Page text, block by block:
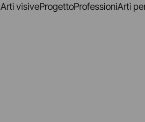
Arti visiveProgettoProfessioniArti